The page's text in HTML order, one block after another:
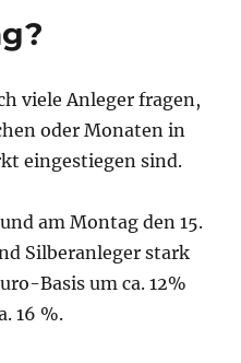
viele Anleger fragen,
oder Monaten in
eingestiegen sind.
am Montag den 15.
Silberanleger stark
Basis um ca. 12%
16 %.